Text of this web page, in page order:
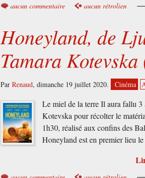
aucun commentaire aucun rétrolien
Honeyland, de
Tamara
ParRenaud,dimanche 19 juillet 2020. Cinéma
Le miel de la terre Il aura fallu
Kotevska pour récolter le
1h30, réalisé aux confins des
Honeyland est en premier lieu